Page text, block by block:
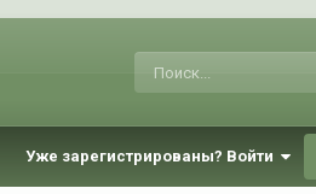
Уже зарегистрированы? Войти